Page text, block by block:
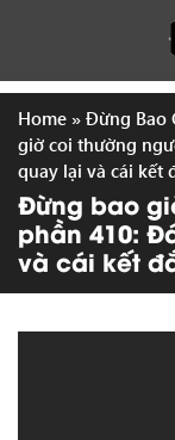
Home » Đừng Bao
giờ coi thường
quay lại và cái kết
Đừng bao
phần 410:
và cái kết